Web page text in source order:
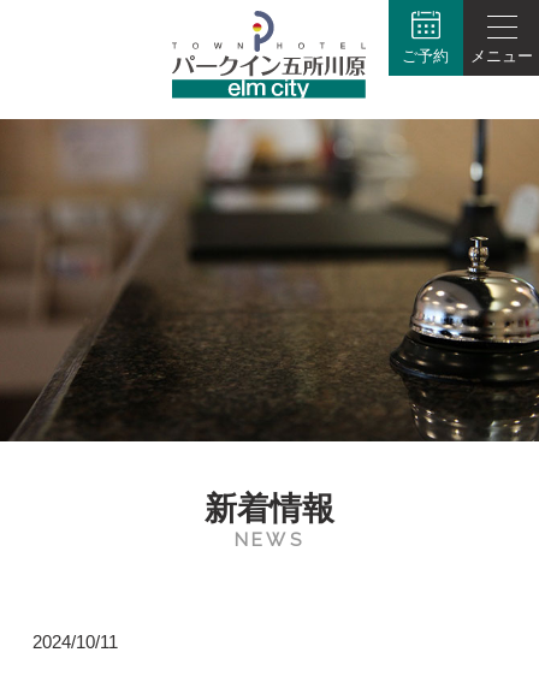
ご予約 メニュー
新着情報
NEWS
2024/10/11